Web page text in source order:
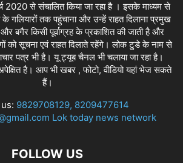
2020 से संचालित किया जा रहा है । इसके माध्यम से
गलियारों तक पहुंचाना और उन्हें राहत दिलाना प्रमुख
बगैर किसी पूर्वाग्रह के प्रकाशित की जाती है और
को सूचना एवं राहत दिलाते रहेंगे। लोक टुडे के नाम से
पत्र भी है। यू ट्यूब चैनल भी चलाया जा रहा है।
है। आप भी खबर , फोटो, वीडियो यहां भेज सकते
हैं।
9829708129, 8209477614
Lok today news network
FOLLOW US